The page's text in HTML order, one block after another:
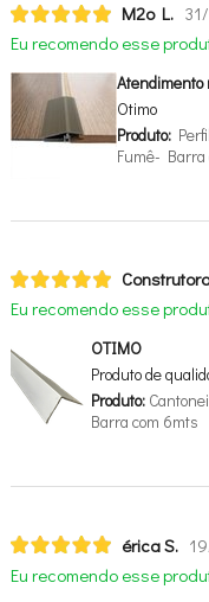
M2o L.
Eu recomendo esse
Atendimento
Otimo
Produto:
Fumê- Barra
Eu recomendo esse
OTIMO
Produto de
Produto:
Barra com 6mts
érica S.
Eu recomendo esse